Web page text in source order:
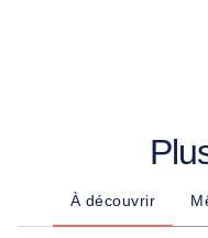
À découvrir